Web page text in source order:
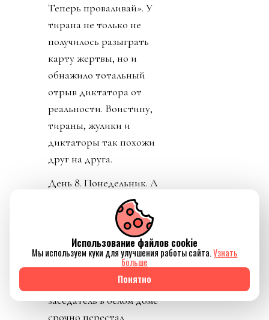
Теперь проваливай». У
тирана не только не
получилось разыграть
карту жертвы, но и
обнажило тотальный
отрыв диктатора от
реальности. Воистину,
тираны, жулики и
диктаторы так похожи
друг на друга.
День 8. Понедельник. А
«папочка» лысого из
ФИФА? А он не
отвечает на звонки. А на
пресс-конференции
заседатель в белом доме
срочно перестал
Использование файлов cookie
Мы используем куки для улучшения работы сайта.Узнать
больше
Понятно